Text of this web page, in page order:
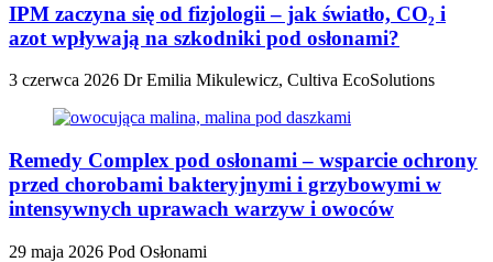
IPM zaczyna się od fizjologii – jak światło, CO₂ i
azot wpływają na szkodniki pod osłonami?
3 czerwca 2026 Dr Emilia Mikulewicz, Cultiva EcoSolutions
Remedy Complex pod osłonami – wsparcie ochrony
przed chorobami bakteryjnymi i grzybowymi w
intensywnych uprawach warzyw i owoców
29 maja 2026 Pod Osłonami